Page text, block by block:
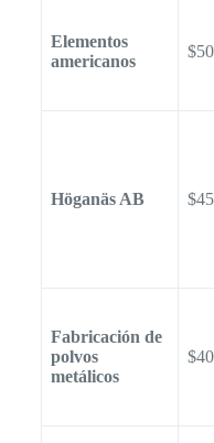
Elementos
americanos
Höganäs AB
Fabricación de
polvos
metálicos